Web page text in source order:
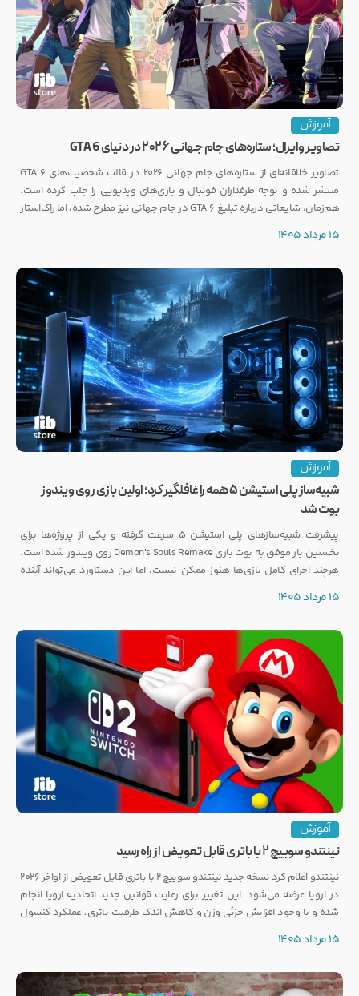
آموزش
تصاویر وایرال؛ ستاره‌های جام جهانی ۲۰۲۶ در دنیای GTA 6
تصاویر خلاقانه‌ای از ستاره‌های جام جهانی ۲۰۲۶ در قالب شخصیت‌های GTA 6
منتشر شده و توجه طرفداران فوتبال و بازی‌های ویدیویی را جلب کرده است.
هم‌زمان، شایعاتی درباره تبلیغ GTA 6 در جام جهانی نیز مطرح شده، اما راک‌استار
15 مرداد 1405
آموزش
شبیه‌ساز پلی استیشن ۵ همه را غافلگیر کرد؛ اولین بازی روی ویندوز
بوت شد
پیشرفت شبیه‌سازهای پلی استیشن ۵ سرعت گرفته و یکی از پروژه‌ها برای
نخستین بار موفق به بوت بازی Demon's Souls Remake روی ویندوز شده است.
هرچند اجرای کامل بازی‌ها هنوز ممکن نیست، اما این دستاورد می‌تواند آینده
15 مرداد 1405
آموزش
نینتندو سوییچ ۲ با باتری قابل تعویض از راه رسید
نینتندو اعلام کرد نسخه جدید نینتندو سوییچ ۲ با باتری قابل تعویض از اواخر ۲۰۲۶
در اروپا عرضه می‌شود. این تغییر برای رعایت قوانین جدید اتحادیه اروپا انجام
شده و با وجود افزایش جزئی وزن و کاهش اندک ظرفیت باتری، عملکرد کنسول
15 مرداد 1405